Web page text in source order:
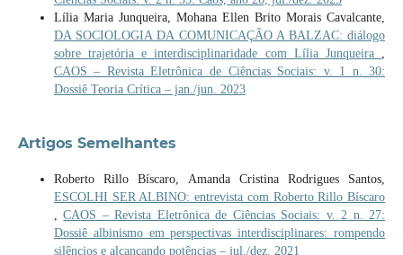
Lília Maria Junqueira, Mohana Ellen Brito Morais Cavalcante,
DA SOCIOLOGIA DA COMUNICAÇÃO A BALZAC: diálogo
sobre trajetória e interdisciplinaridade com Lília Junqueira ,
CAOS – Revista Eletrônica de Ciências Sociais: v. 1 n. 30:
Dossiê Teoria Crítica – jan./jun. 2023
Artigos Semelhantes
Roberto Rillo Bíscaro, Amanda Cristina Rodrigues Santos,
ESCOLHI SER ALBINO: entrevista com Roberto Rillo Bíscaro
,CAOS – Revista Eletrônica de Ciências Sociais: v. 2 n. 27:
Dossiê albinismo em perspectivas interdisciplinares: rompendo
silêncios e alcançando potências – jul./dez. 2021